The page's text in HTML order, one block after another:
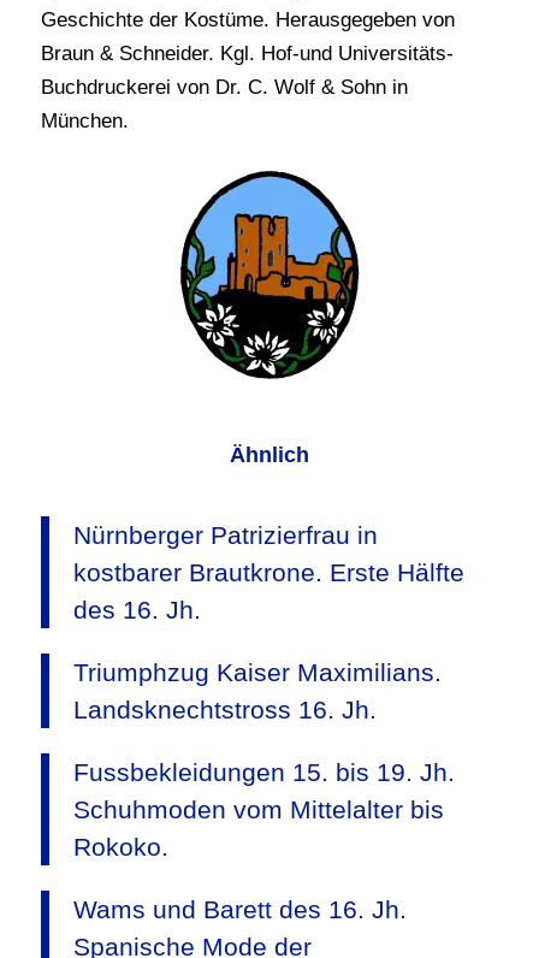
Geschichte der Kostüme. Herausgegeben von
Braun & Schneider. Kgl. Hof-und Universitäts-
Buchdruckerei von Dr. C. Wolf & Sohn in
München.
Ähnlich
Nürnberger Patrizierfrau in
kostbarer Brautkrone. Erste Hälfte
des 16. Jh.
Triumphzug Kaiser Maximilians.
Landsknechtstross 16. Jh.
Fussbekleidungen 15. bis 19. Jh.
Schuhmoden vom Mittelalter bis
Rokoko.
Wams und Barett des 16. Jh.
Spanische Mode der